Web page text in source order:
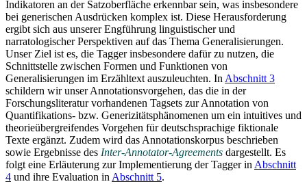
Indikatoren an der Satzoberfläche erkennbar sein, was insbesondere
bei generischen Ausdrücken komplex ist. Diese Herausforderung
ergibt sich aus unserer Engführung linguistischer und
narratologischer Perspektiven auf das Thema Generalisierungen.
Unser Ziel ist es, die Tagger insbesondere dafür zu nutzen, die
Schnittstelle zwischen Formen und Funktionen von
Generalisierungen im Erzähltext auszuleuchten. In Abschnitt 3
schildern wir unser Annotationsvorgehen, das die in der
Forschungsliteratur vorhandenen Tagsets zur Annotation von
Quantifikations- bzw. Generizitätsphänomenen um ein intuitives und
theorieübergreifendes Vorgehen für deutschsprachige fiktionale
Texte ergänzt. Zudem wird das Annotationskorpus beschrieben
sowie Ergebnisse des Inter-Annotator-Agreements dargestellt. Es
folgt eine Erläuterung zur Implementierung der Tagger in Abschnitt
4 und ihre Evaluation in Abschnitt 5.